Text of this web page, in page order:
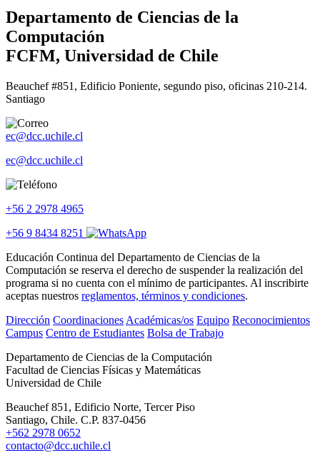
Departamento de Ciencias de la
Computación
FCFM, Universidad de Chile
Beauchef #851, Edificio Poniente, segundo piso, oficinas 210-214.
Santiago
ec@dcc.uchile.cl
ec@dcc.uchile.cl
+56 2 2978 4965
+56 9 8434 8251
Educación Continua del Departamento de Ciencias de la
Computación se reserva el derecho de suspender la realización del
programa si no cuenta con el mínimo de participantes. Al inscribirte
aceptas nuestros reglamentos, términos y condiciones.
Dirección Coordinaciones Académicas/os Equipo Reconocimientos
Campus Centro de Estudiantes Bolsa de Trabajo
Departamento de Ciencias de la Computación
Facultad de Ciencias Físicas y Matemáticas
Universidad de Chile
Beauchef 851, Edificio Norte, Tercer Piso
Santiago, Chile. C.P. 837-0456
+562 2978 0652
contacto@dcc.uchile.cl